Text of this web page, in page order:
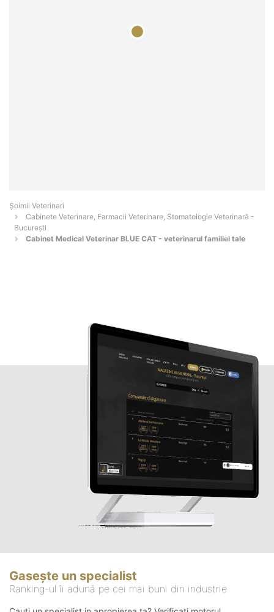
Șoimii Veterinari
Cabinete Veterinare, Farmacii Veterinare, Stomatologie Veterinară -
Bucureşti
Cabinet Medical Veterinar BLUE CAT - veterinarul familiei tale
Gasește un specialist
Ranking-ul îi adună pe cei mai buni din industrie